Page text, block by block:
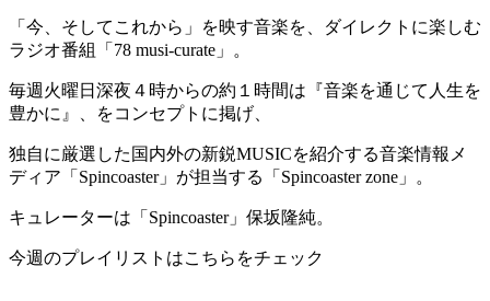
「今、そしてこれから」を映す音楽を、ダイレクトに楽しむ
ラジオ番組「78 musi-curate」。
毎週火曜日深夜４時からの約１時間は『音楽を通じて人生を
豊かに』、をコンセプトに掲げ、
独自に厳選した国内外の新鋭MUSICを紹介する音楽情報メ
ディア「Spincoaster」が担当する「Spincoaster zone」。
キュレーターは「Spincoaster」保坂隆純。
今週のプレイリストはこちらをチェック